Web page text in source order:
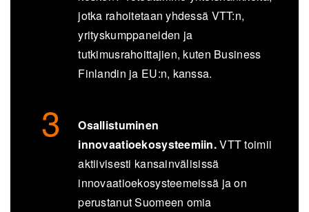
jotka rahoitetaan yhdessä VTT:n,
yrityskumppaneiden ja
tutkimusrahoittajien, kuten Business
Finlandin ja EU:n, kanssa.
Osallistuminen
innovaatioekosysteemiin.VTT toimii
aktiivisesti kansainvälisissä
innovaatioekosysteemeissä ja on
perustanut Suomeen omia